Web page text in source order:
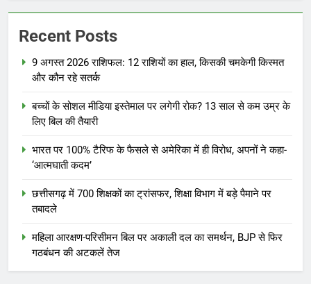
Recent Posts
9 अगस्त 2026 राशिफल: 12 राशियों का हाल, किसकी चमकेगी किस्मत
और कौन रहे सतर्क
बच्चों के सोशल मीडिया इस्तेमाल पर लगेगी रोक? 13 साल से कम उम्र के
लिए बिल की तैयारी
भारत पर 100% टैरिफ के फैसले से अमेरिका में ही विरोध, अपनों ने कहा-
‘आत्मघाती कदम’
छत्तीसगढ़ में 700 शिक्षकों का ट्रांसफर, शिक्षा विभाग में बड़े पैमाने पर
तबादले
महिला आरक्षण-परिसीमन बिल पर अकाली दल का समर्थन, BJP से फिर
गठबंधन की अटकलें तेज